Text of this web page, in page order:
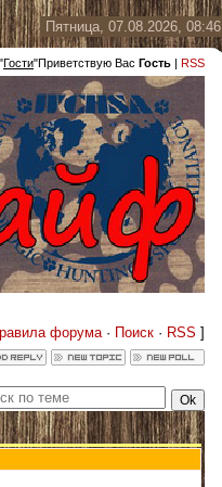
Пятница, 07.08.2026, 08:46
"Гости"Приветствую Вас Гость | RSS
форума· Поиск · RSS ]